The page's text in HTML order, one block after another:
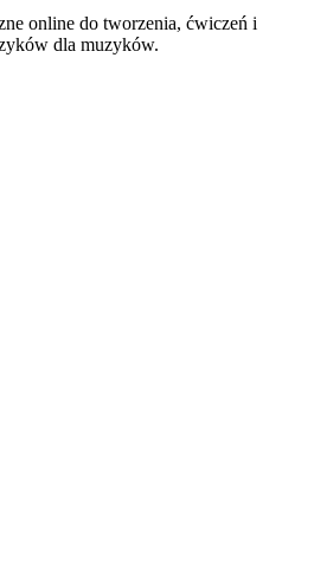
online do tworzenia, ćwiczeń i
dla muzyków.